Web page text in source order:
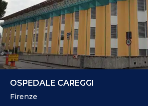
OSPEDALE CAREGGI
Firenze